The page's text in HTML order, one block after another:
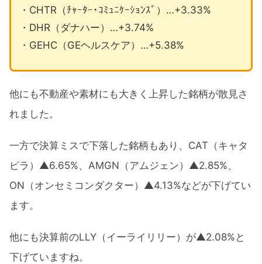
・CHTR（ﾁｬｰﾀｰ･ｺﾐｭﾆｹｰｼｮﾝｽﾞ）…+3.33%
・DHR（ダナハー）…+3.74%
・GEHC（GEヘルスケア）…+5.38%
他にも不動産や素材にも大きく上昇した銘柄が散見さ
れました。
一方で決算ミスで下落した銘柄もあり、CAT（キャタ
ピラ）▲6.65%、AMGN（アムジェン）▲2.85%、
ON（オンセミコンダクター）▲4.13%などが下げてい
ます。
他にも決算前のLLY（イーライリリー）が▲2.08%と
下げていますね。